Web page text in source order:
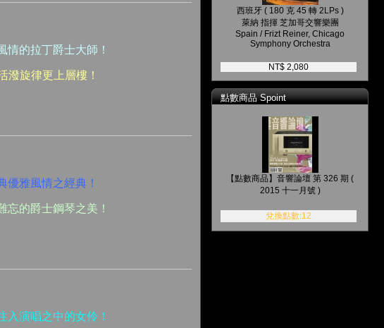
的拉丁爵士大師！
旋律更上層樓！
雅風情之經典！
的爵士鋼琴之美！
演唱之中的女伶！
西班牙 ( 180 克 45 轉 2LPs )
萊納 指揮 芝加哥交響樂團
Spain / Frizt Reiner, Chicago
Symphony Orchestra
NT$ 2,080
點數商品 Spoint
【點數商品】音響論壇 第 326 期 (
2015 十一月號 )
兌換點數:12